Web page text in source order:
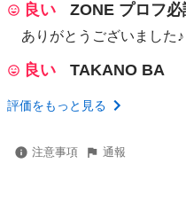
良い ZONE プロフ必
ありがとうございました♪
良い TAKANO BA
評価をもっと見る
注意事項 通報